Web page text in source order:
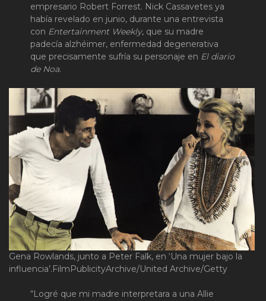
empresario Robert Forrest. Nick Cassavetes ya
había revelado en junio, durante una entrevista
con Entertainment Weekly, que su madre
padecía alzhéimer, enfermedad degenerativa
que precisamente sufría su personaje en El diario
de Noa.
Gena Rowlands, junto a Peter Falk, en ‘Una mujer bajo la
influencia’. FilmPublicityArchive/United Archive/Getty
“Logré que mi madre interpretara a una Allie